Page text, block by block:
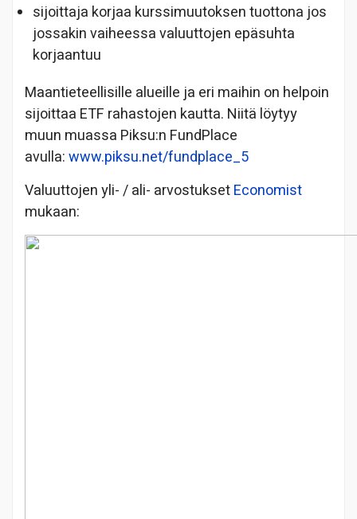
sijoittaja korjaa kurssimuutoksen tuottona jos
jossakin vaiheessa valuuttojen epäsuhta
korjaantuu
Maantieteellisille alueille ja eri maihin on helpoin
sijoittaa ETF rahastojen kautta. Niitä löytyy
muun muassa Piksu:n FundPlace
avulla:www.piksu.net/fundplace_5
Valuuttojen yli- / ali- arvostuksetEconomist
mukaan: